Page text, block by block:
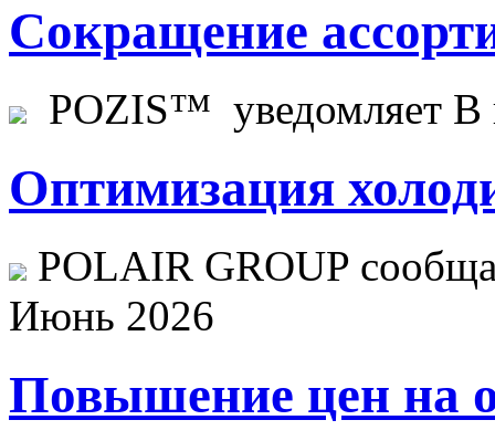
Сокращение
POZIS™ уведомляет В
Оптимизация
POLAIR GROUP
Июнь 2026
Повышение цен на